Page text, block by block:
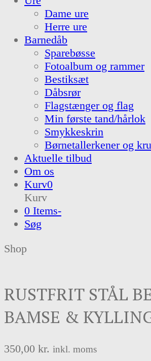
Dame ure
Herre ure
Barnedåb
Sparebøsse
Fotoalbum og rammer
Bestiksæt
Dåbsrør
Flagstænger og flag
Min første tand/hårlok
Smykkeskrin
Børnetallerkener og
Aktuelle tilbud
Om os
Kurv0
Kurv
0 Items-
Søg
Shop
RUSTFRIT STÅL
BAMSE &
350,00 kr. inkl. moms